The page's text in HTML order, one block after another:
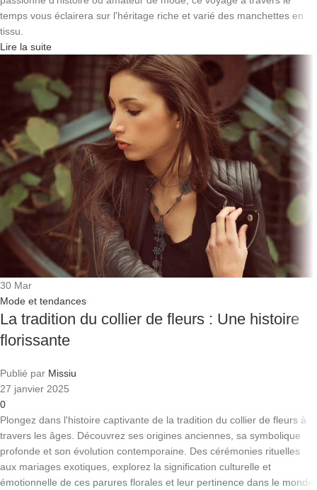
temps vous éclairera sur l'héritage riche et varié des manchettes en
tissu.
Lire la suite
30 Mar
Mode et tendances
La tradition du collier de fleurs : Une histoire
florissante
Publié par Missiu
27 janvier 2025
0
Plongez dans l'histoire captivante de la tradition du collier de fleurs à
travers les âges. Découvrez ses origines anciennes, sa symbolique
profonde et son évolution contemporaine. Des cérémonies rituelles
aux mariages exotiques, explorez la signification culturelle et
émotionnelle de ces parures florales et leur pertinence dans le monde